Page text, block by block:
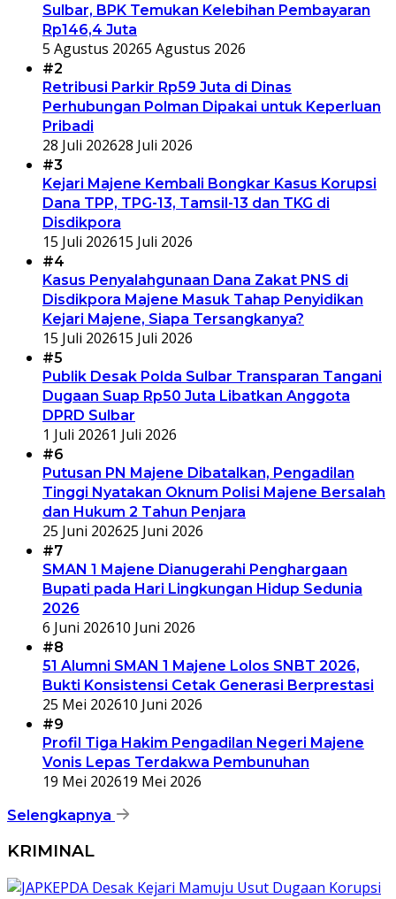
Sulbar, BPK Temukan Kelebihan Pembayaran
Rp146,4 Juta
5 Agustus 20265 Agustus 2026
#2
Retribusi Parkir Rp59 Juta di Dinas
Perhubungan Polman Dipakai untuk Keperluan
Pribadi
28 Juli 202628 Juli 2026
#3
Kejari Majene Kembali Bongkar Kasus Korupsi
Dana TPP, TPG-13, Tamsil-13 dan TKG di
Disdikpora
15 Juli 202615 Juli 2026
#4
Kasus Penyalahgunaan Dana Zakat PNS di
Disdikpora Majene Masuk Tahap Penyidikan
Kejari Majene, Siapa Tersangkanya?
15 Juli 202615 Juli 2026
#5
Publik Desak Polda Sulbar Transparan Tangani
Dugaan Suap Rp50 Juta Libatkan Anggota
DPRD Sulbar
1 Juli 20261 Juli 2026
#6
Putusan PN Majene Dibatalkan, Pengadilan
Tinggi Nyatakan Oknum Polisi Majene Bersalah
dan Hukum 2 Tahun Penjara
25 Juni 202625 Juni 2026
#7
SMAN 1 Majene Dianugerahi Penghargaan
Bupati pada Hari Lingkungan Hidup Sedunia
2026
6 Juni 202610 Juni 2026
#8
51 Alumni SMAN 1 Majene Lolos SNBT 2026,
Bukti Konsistensi Cetak Generasi Berprestasi
25 Mei 202610 Juni 2026
#9
Profil Tiga Hakim Pengadilan Negeri Majene
Vonis Lepas Terdakwa Pembunuhan
19 Mei 202619 Mei 2026
Selengkapnya
KRIMINAL